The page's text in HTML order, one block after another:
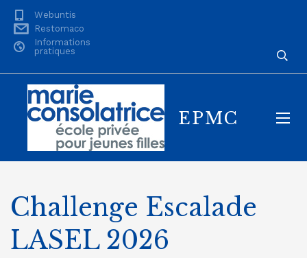
Webuntis
Restomaco
Informations
pratiques
EPMC
Challenge Escalade
LASEL 2026